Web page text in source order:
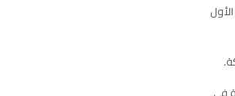
دولار خلال الربع الأول